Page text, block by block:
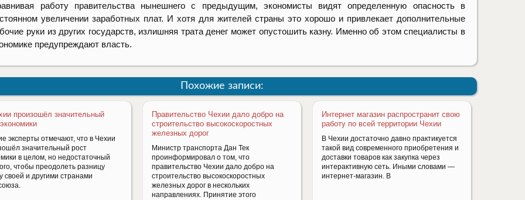
работу правительства нынешнего с предыдущим, экономисты видят определенную опасность в
увеличении заработных плат. И хотя для жителей страны это хорошо и привлекает дополнительные
руки из других государств, излишняя трата денег может опустошить казну. Именно об этом специалисты в
предупреждают власть.
Похожие записи:
произошёл значительный
эксперты отмечают, что в Чехии
значительный рост
в целом, но недостаточный
чтобы преодолеть разницу
своей и другими странами
Правительство Чехии дало добро на
строительство высокоскоростных
железных дорог
Министр транспорта Дан Тек
проинформировал о том, что
правительство Чехии дало добро на
строительство высокоскоростных
железных дорог в нескольких
направлениях. Принятие этого
Интернет магазин распространит свою
работу по всей территории Чехии
В Чехии достаточно давно практикуется
такой вид современного приобретения и
доставки товаров как закупка через
интерактивную сеть. Иными словами —
интернет-магазин. В